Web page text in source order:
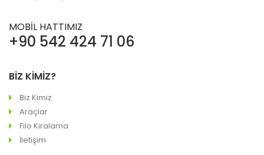
MOBİL HATTIMIZ
+90 542 424 71 06
BİZ KİMİZ?
Biz Kimiz
Araçlar
Filo Kiralama
İletişim